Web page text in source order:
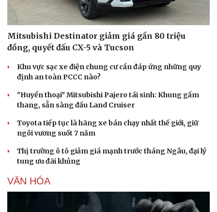
Mitsubishi Destinator giảm giá gần 80 triệu
đồng, quyết đấu CX-5 và Tucson
Khu vực sạc xe điện chung cư cần đáp ứng những quy
định an toàn PCCC nào?
"Huyền thoại" Mitsubishi Pajero tái sinh: Khung gầm
thang, sẵn sàng đấu Land Cruiser
Toyota tiếp tục là hãng xe bán chạy nhất thế giới, giữ
ngôi vương suốt 7 năm
Thị trường ô tô giảm giá mạnh trước tháng Ngâu, đại lý
tung ưu đãi khủng
VĂN HÓA